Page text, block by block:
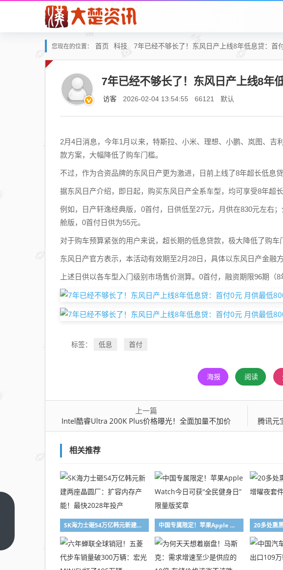
您现在的位置： 首页 科技 7年已经不够长了！东风日产上线8年低息贷：首
7年已经不够长了！东风日产上线8年
访客 2026-02-04 13:54:55 66121 默认
2月4日消息，今年1月以来，特斯拉、小米、理想、小鹏、岚图、吉
款方案，大幅降低了购车门槛。
不过，作为合资品牌的东风日产更为激进，日前上线了8年超长低息贷
据东风日产介绍，即日起，购买东风日产全系车型，均可享受8年超长
例如，日产轩逸经典版，0首付，日供低至27元，月供在830元左右
舱版，0首付日供为55元。
对于购车预算紧张的用户来说，超长期的低息贷款，极大降低了购车
东风日产官方表示，本活动有效期至2月28日，具体以东风日产金融
上述日供以各车型入门级别市场售价测算。0首付，融资期限96期（8
标签： 低息 首付
海报 阅读
上一篇
Intel酷睿Ultra 200K Plus价格曝光！全面加量不加价 腾讯元
相关推荐
SK海力士砸54万亿韩元新建两座晶圆厂：扩容内存产能！最快2028年投产 中国专属限定！苹果Apple Watch今日可获“全民健身日”限量版奖章